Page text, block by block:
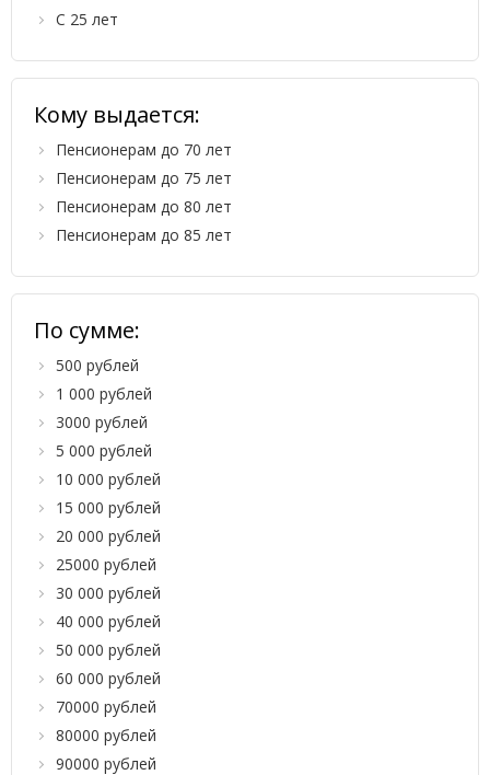
С 25 лет
Кому выдается:
Пенсионерам до 70 лет
Пенсионерам до 75 лет
Пенсионерам до 80 лет
Пенсионерам до 85 лет
По сумме:
500 рублей
1 000 рублей
3000 рублей
5 000 рублей
10 000 рублей
15 000 рублей
20 000 рублей
25000 рублей
30 000 рублей
40 000 рублей
50 000 рублей
60 000 рублей
70000 рублей
80000 рублей
90000 рублей